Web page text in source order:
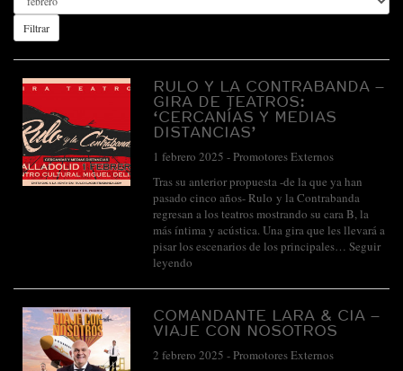
Filtrar
RULO Y LA CONTRABANDA –
GIRA DE TEATROS:
‘CERCANÍAS Y MEDIAS
DISTANCIAS’
1 febrero 2025 -Promotores Externos
Tras su anterior propuesta -de la que ya han
pasado cinco años- Rulo y la Contrabanda
regresan a los teatros mostrando su cara B, la
más íntima y acústica. Una gira que les llevará a
pisar los escenarios de los principales… Seguir
leyendo
COMANDANTE LARA & CIA –
VIAJE CON NOSOTROS
2 febrero 2025 -Promotores Externos